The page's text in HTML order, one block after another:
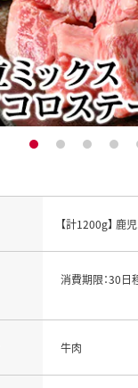
1 2 3 4
【計1200g】
消費期限：30日
牛肉